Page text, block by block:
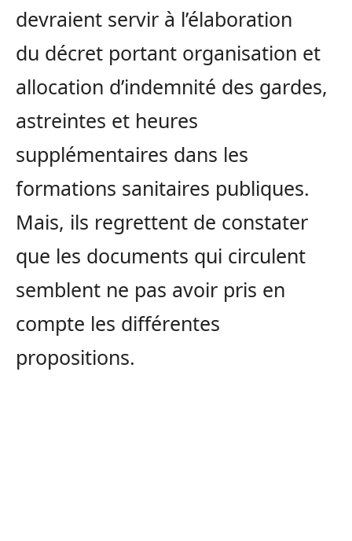
devraient servir à l’élaboration
du décret portant organisation et
allocation d’indemnité des gardes,
astreintes et heures
supplémentaires dans les
formations sanitaires publiques.
Mais, ils regrettent de constater
que les documents qui circulent
semblent ne pas avoir pris en
compte les différentes
propositions.